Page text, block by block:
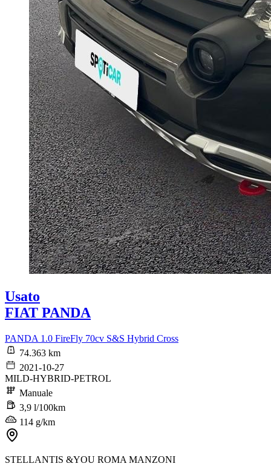
Usato
FIAT PANDA
PANDA 1.0 FireFly 70cv S&S Hybrid Cross
74.363 km
2021-10-27
MILD-HYBRID-PETROL
Manuale
3,9 l/100km
114 g/km
STELLANTIS &YOU ROMA MANZONI